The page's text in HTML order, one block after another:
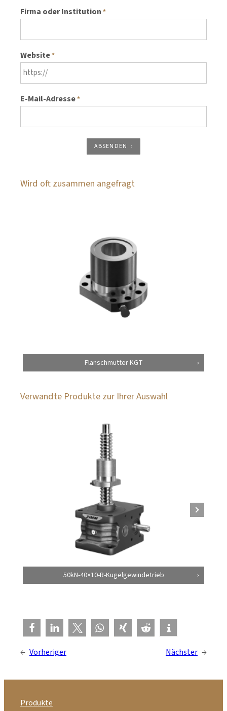
Firma oder Institution *
Website*
E-Mail-Adresse*
ABSENDEN
Wird oft zusammen angefragt
Flanschmutter KGT
Verwandte Produkte zur Ihrer Auswahl
50kN-40×10-R-Kugelgewindetrieb
← Vorheriger Nächster →
Produkte